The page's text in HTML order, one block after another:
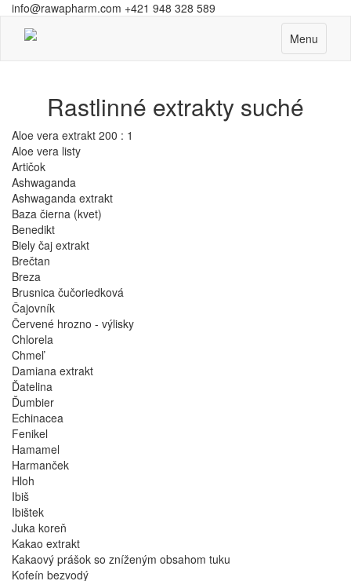
info@rawapharm.com +421 948 328 589
Toggle
navigation
Menu
Rastlinné extrakty suché
Aloe vera extrakt 200 : 1
Aloe vera listy
Artičok
Ashwaganda
Ashwaganda extrakt
Baza čierna (kvet)
Benedikt
Biely čaj extrakt
Brečtan
Breza
Brusnica čučoriedková
Čajovník
Červené hrozno - výlisky
Chlorela
Chmeľ
Damiana extrakt
Ďatelina
Ďumbier
Echinacea
Fenikel
Hamamel
Harmanček
Hloh
Ibiš
Ibištek
Juka koreň
Kakao extrakt
Kakaový prášok so zníženým obsahom tuku
Kofeín bezvodý